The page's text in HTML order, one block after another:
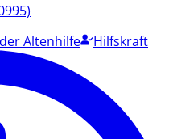
Altenhilfe Hilfskraft